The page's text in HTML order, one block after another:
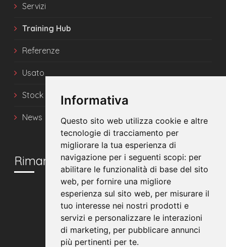
Informativa
Questo sito web utilizza cookie e altre
tecnologie di tracciamento per
migliorare la tua esperienza di
navigazione per i seguenti scopi: per
abilitare le funzionalità di base del sito
web, per fornire una migliore
esperienza sul sito web, per misurare il
tuo interesse nei nostri prodotti e
servizi e personalizzare le interazioni
di marketing, per pubblicare annunci
più pertinenti per te.
Servizi
Training Hub
Referenze
Usato
Stock
News
Rimani in contatto